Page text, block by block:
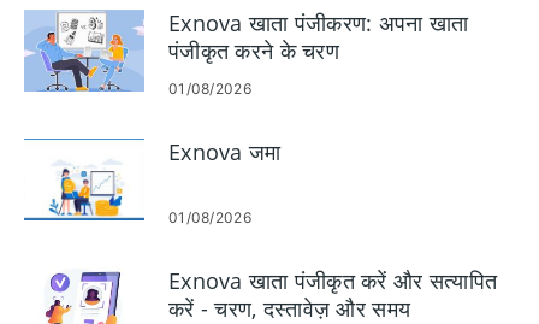
Exnova खाता पंजीकरण: अपना खाता
पंजीकृत करने के चरण
01/08/2026
Exnova जमा
01/08/2026
Exnova खाता पंजीकृत करें और सत्यापित
करें - चरण, दस्तावेज़ और समय